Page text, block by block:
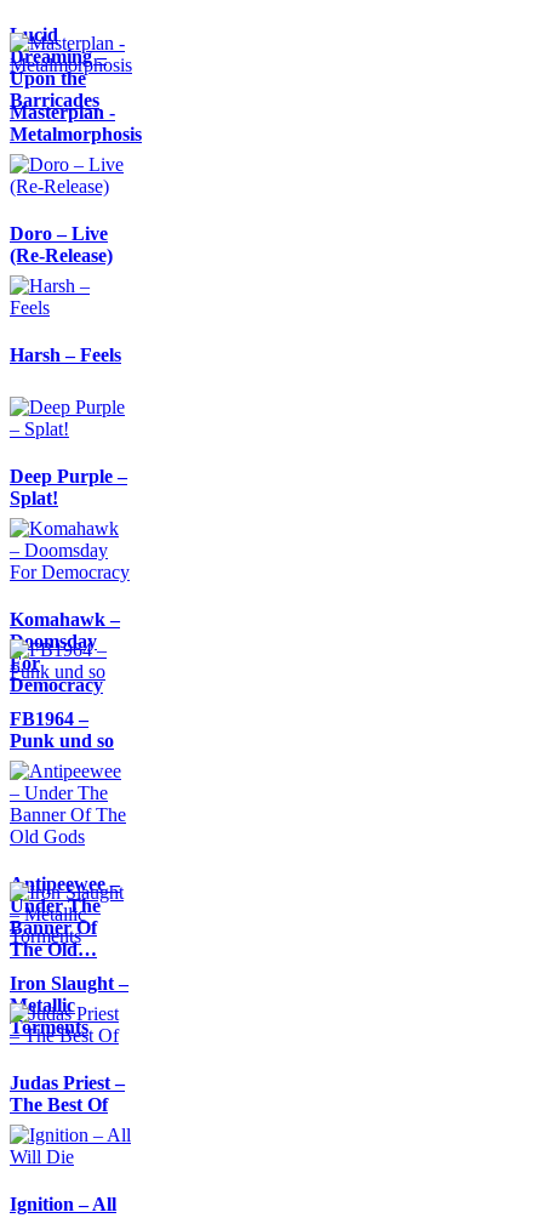
Lucid
Dreaming –
Upon the
Barricades
Masterplan -
Metalmorphosis
Doro – Live
(Re-Release)
Harsh – Feels
Deep Purple –
Splat!
Komahawk –
Doomsday
For
Democracy
FB1964 –
Punk und so
Antipeewee –
Under The
Banner Of
The Old…
Iron Slaught –
Metallic
Torments
Judas Priest –
The Best Of
Ignition – All